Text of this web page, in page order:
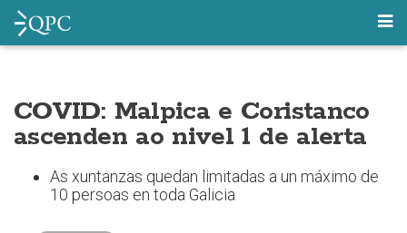
COVID: Malpica e Coristanco
ascenden ao nivel 1 de alerta
As xuntanzas quedan limitadas a un máximo de
10 persoas en toda Galicia